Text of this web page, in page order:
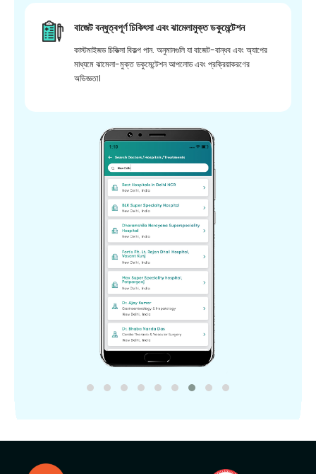
বাজেট বন্ধুত্বপূর্ণ চিকিৎসা এবং ঝামেলামুক্ত ডকুমেন্টেশন
কাস্টমাইজড চিকিত্সা বিকল্প পান. অনুমানগুলি যা বাজেট-বান্ধব এবং অ্যাপের
মাধ্যমে ঝামেলা-মুক্ত ডকুমেন্টেশন আপলোড এবং প্রক্রিয়াকরণের
অভিজ্ঞতা।